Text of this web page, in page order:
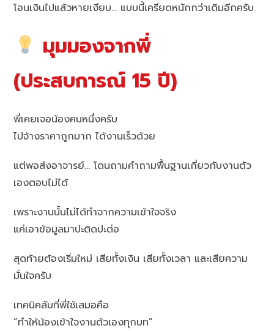
โอนเงินไปแล้วหายเงียบ… แบบนี้เครียดหนักกว่าเดิมอีกครับ
มุมมองจากพี่
(ประสบการณ์ 15 ปี)
พี่เคยเจอน้องคนหนึ่งครับ
ไปจ้างราคาถูกมาก ได้งานเร็วด้วย
แต่พอส่งอาจารย์… โดนถามคำถามพื้นฐานเกี่ยวกับงานตัว
เองตอบไม่ได้
เพราะงานนั้นไม่ได้ทำจากความเข้าใจจริง
แค่เอาข้อมูลมาปะติดปะต่อ
สุดท้ายต้องเริ่มใหม่ เสียทั้งเงิน เสียทั้งเวลา และเสียความ
มั่นใจครับ
เทคนิคลับที่พี่ใช้เสมอคือ
“ทำให้น้องเข้าใจงานตัวเองทุกบท”